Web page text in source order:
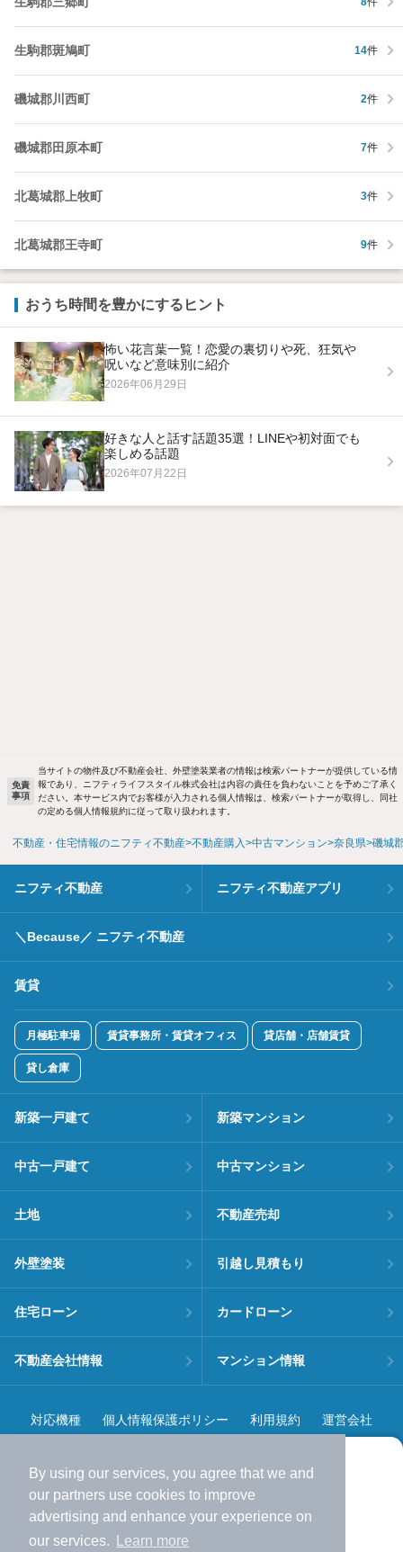
By using our services, you agree that we and
our partners use cookies to improve
advertising and enhance your experience on
our services.
Learn more
より使いやすくなった
アプリで物件探ししませんか？
サクサク動く地図で物件検索
生駒郡斑鳩町 14件
磯城郡川西町 2件
磯城郡田原本町 7件
北葛城郡上牧町 3件
北葛城郡王寺町 9件
おうち時間を豊かにするヒント
怖い花言葉一覧！恋愛の裏切りや死、狂気や
呪いなど意味別に紹介
2026年06月29日
好きな人と話す話題35選！LINEや初対面でも
楽しめる話題
2026年07月22日
免責
事項
当サイトの物件及び不動産会社、外壁塗装業者の情報は検索パートナーが提供している情
報であり、ニフティライフスタイル株式会社は内容の責任を負わないことを予めご了承く
ださい。本サービス内でお客様が入力される個人情報は、検索パートナーが取得し、同社
の定める個人情報規約に従って取り扱われます。
不動産・住宅情報のニフティ不動産 不動産購入 中古マンション 奈良県 磯城
ニフティ不動産 ニフティ不動産アプリ
＼Because／ ニフティ不動産
賃貸
月極駐車場 賃貸事務所・賃貸オフィス 貸店舗・店舗賃貸
貸し倉庫
新築一戸建て 新築マンション
中古一戸建て 中古マンション
土地 不動産売却
外壁塗装 引越し見積もり
住宅ローン カードローン
不動産会社情報 マンション情報
対応機種 個人情報保護ポリシー 利用規約 運営会社